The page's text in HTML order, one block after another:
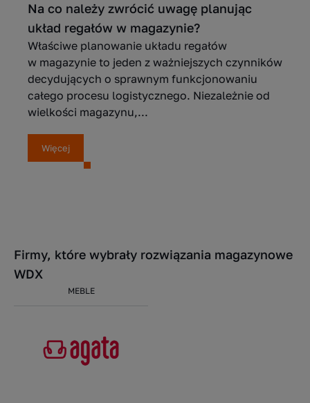
Na co należy zwrócić uwagę planując
układ regałów w magazynie?
Właściwe planowanie układu regałów
w magazynie to jeden z ważniejszych czynników
decydujących o sprawnym funkcjonowaniu
całego procesu logistycznego. Niezależnie od
wielkości magazynu,...
Więcej
Firmy, które wybrały rozwiązania magazynowe
WDX
MEBLE